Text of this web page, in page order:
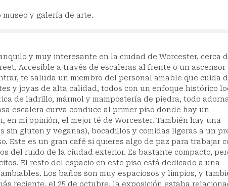
y galería de arte.
y muy interesante en la ciudad de Worcester, cerca
Accesible a través de escaleras al frente o un ascensor
te saluda un miembro del personal amable que cuida
y joyas de alta calidad, todos con un enfoque histórico
de ladrillo, mármol y mampostería de piedra, todo
escalera curva conduce al primer piso donde hay un
en mi opinión, el mejor té de Worcester. También hay una
sin gluten y veganas), bocadillos y comidas ligeras a un
Este es un gran café si quieres algo de paz para trabajar
del ruido de la ciudad exterior. Es bastante compacto,
El resto del espacio en este piso está dedicado a una
Los baños son muy espaciosos y limpios, y
reciente, el 25 de octubre, la exposición estaba